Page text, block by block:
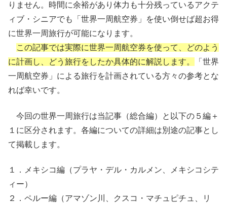
りません。時間に余裕があり体力も十分残っているアクテ
ィブ・シニアでも「世界一周航空券」を使い倒せば超お得
に世界一周旅行が可能になります。
この記事では実際に世界一周航空券を使って、どのよう
に計画し、どう旅行をしたか具体的に解説します。
「世界
一周航空券」による旅行を計画されている方々の参考とな
れば幸いです。
今回の世界一周旅行は当記事（総合編）と以下の５編＋
１に区分されます。各編についての詳細は別途の記事とし
て掲載します。
１．メキシコ編（プラヤ・デル・カルメン、メキシコシテ
ィー）
２．ペルー編（アマゾン川、クスコ・マチュピチュ、リ